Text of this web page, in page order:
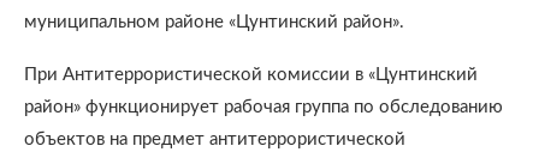
муниципальном районе «Цунтинский район».
При Антитеррористической комиссии в «Цунтинский
район» функционирует рабочая группа по обследованию
объектов на предмет антитеррористической